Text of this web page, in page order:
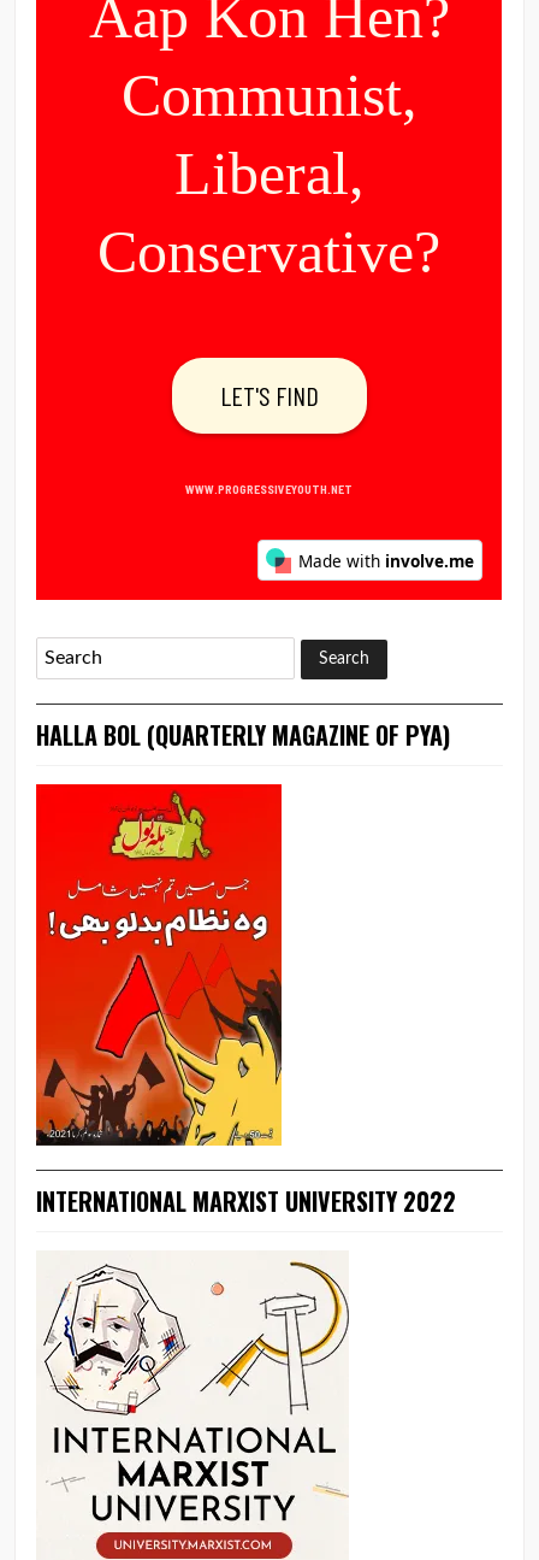
HALLA BOL (QUARTERLY MAGAZINE OF PYA)
INTERNATIONAL MARXIST UNIVERSITY 2022